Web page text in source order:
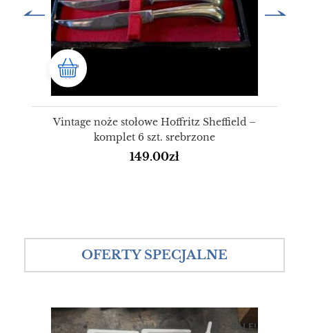
Vintage noże stołowe Hoffritz Sheffield –
komplet 6 szt. srebrzone
149.00zł
OFERTY SPECJALNE
SALE!